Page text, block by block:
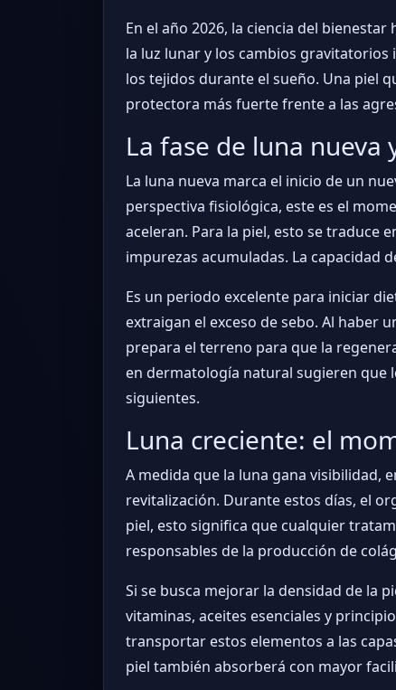
En el año 2026, la ciencia del
la luz lunar y los cambios
los tejidos durante el sueño. Una piel
protectora más fuerte frente a las
La fase de luna nueva
La luna nueva marca el inicio de un
perspectiva fisiológica, este es el
aceleran. Para la piel, esto se
impurezas acumuladas. La capacidad
Es un periodo excelente para iniciar
extraigan el exceso de sebo. Al haber
prepara el terreno para que la
en dermatología natural sugieren que
siguientes.
Luna creciente: el
A medida que la luna gana visibilidad,
revitalización. Durante estos días, el
piel, esto significa que cualquier
responsables de la producción de
Si se busca mejorar la densidad de la
vitaminas, aceites esenciales y
transportar estos elementos a las
piel también absorberá con mayor